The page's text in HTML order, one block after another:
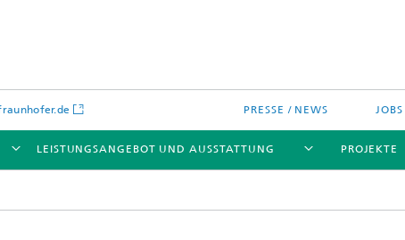
PRESSE / NEWS
LEISTUNGSANGEBOT UND AUSSTATTUNG PROJEKTE